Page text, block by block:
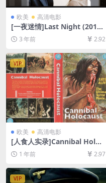
欧美 高清电影
[一夜迷情]Last Night (2010)
[百度网盘+夸克网盘1080P超
清未删减资源][网盘在线播放/
3 年前 2.92
VIP
欧美 高清电影
[人食人实录]Cannibal Holoc
aust (1980)[百度网盘+夸克网
盘1080P超清未删减资源][网
盘在线播放/下载][MP4/6.8G
B][中文字幕]
1 年前 2.97
VIP